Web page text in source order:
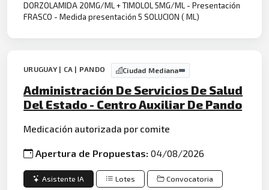
DORZOLAMIDA 20MG/ML + TIMOLOL 5MG/ML - Presentación
FRASCO - Medida presentación 5 SOLUCION ( ML)
URUGUAY | CA | PANDO Ciudad Mediana
Administración De Servicios De Salud
Del Estado - Centro Auxiliar De Pando
Medicación autorizada por comite
Apertura de Propuestas:04/08/2026
Asistente IA Lotes Convocatoria